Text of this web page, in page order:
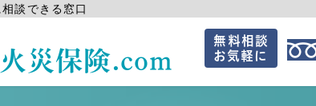
談できる窓口
災保険.com
無料相談
お気軽に